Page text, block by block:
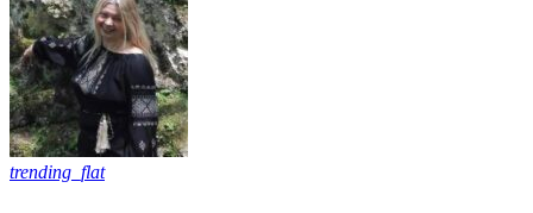
trending_flat